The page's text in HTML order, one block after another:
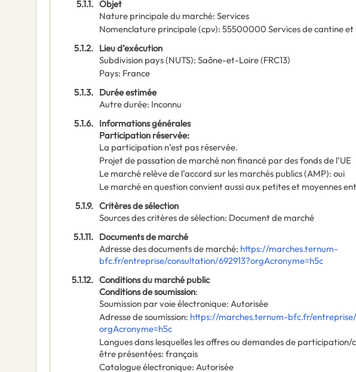
5.1.1. Objet
Nature principale du marché: Services
Nomenclature principale(cpv): 55500000 Services de cantine
5.1.2. Lieu d’exécution
Subdivision pays (NUTS): Saône-et-Loire(FRC13)
Pays: France
5.1.3. Durée estimée
Autre durée: Inconnu
5.1.6. Informations générales
Participation réservée:
La participation n’est pas réservée.
Projet de passation de marché non financé par des fonds de l’UE
Le marché relève de l’accord sur les marchés publics (AMP): oui
Le marché en question convient aussi aux petites et moyennes
5.1.9. Critères de sélection
Sources des critères de sélection: Document de marché
5.1.11. Documents de marché
Adresse des documents de marché: https://marches.ternum-
bfc.fr/entreprise/consultation/692913?orgAcronyme=h5c
5.1.12. Conditions du marché public
Conditions de soumission:
Soumission par voie électronique: Autorisée
Adresse de soumission: https://marches.ternum-bfc.fr/entreprise/
orgAcronyme=h5c
Langues dans lesquelles les offres ou demandes de
être présentées: français
Catalogue électronique: Autorisée